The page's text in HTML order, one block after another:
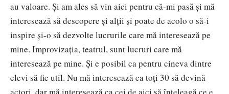
au valoare. Și am ales să vin aici pentru că-mi pasă și mă
interesează să descopere și alții și poate de acolo o să-i
inspire și-o să dezvolte lucrurile care mă interesează pe
mine. Improvizația, teatrul, sunt lucruri care mă
interesează pe mine. Și e posibil ca pentru cineva dintre
elevi să fie util. Nu mă interesează ca toți 30 să devină